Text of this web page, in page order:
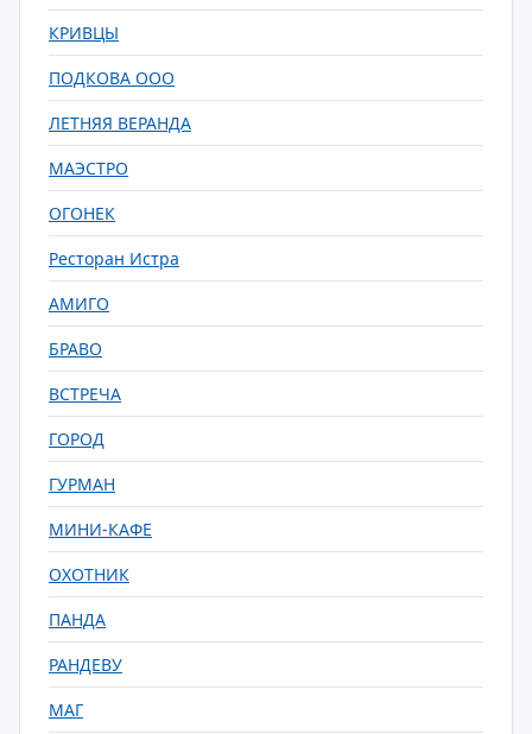
КРИВЦЫ
ПОДКОВА ООО
ЛЕТНЯЯ ВЕРАНДА
МАЭСТРО
ОГОНЕК
Ресторан Истра
АМИГО
БРАВО
ВСТРЕЧА
ГОРОД
ГУРМАН
МИНИ-КАФЕ
ОХОТНИК
ПАНДА
РАНДЕВУ
МАГ